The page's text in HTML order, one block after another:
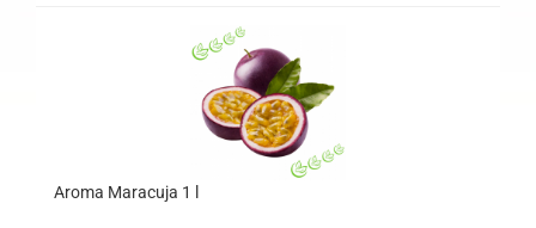
Aroma Maracuja 1 l